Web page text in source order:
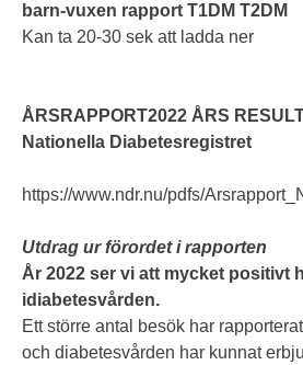
barn-vuxen rapport T1DM T2DM
Kan ta 20-30 sek att ladda ner
ÅRSRAPPORT2022 ÅRS
Nationella Diabetesregistret
https://www.ndr.nu/pdfs/
Utdrag ur förordet i rapporten
År 2022 ser vi att mycket positivt
idiabetesvården.
Ett större antal besök har
och diabetesvården har kunnat